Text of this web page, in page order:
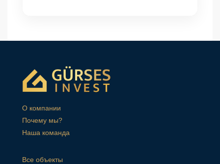
О компании
Почему мы?
Наша команда
Все объекты